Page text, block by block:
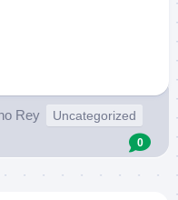
Rey Uncategorized
0